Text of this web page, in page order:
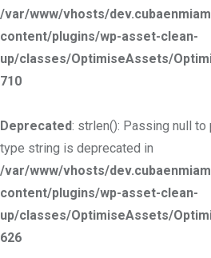
/var/www/vhosts/
content/plugins/wp-asset-clean-
up/classes/OptimiseAssets/
710
Deprecated: strlen(): Passing null
type string is deprecated in
/var/www/vhosts/
content/plugins/wp-asset-clean-
up/classes/OptimiseAssets/
626